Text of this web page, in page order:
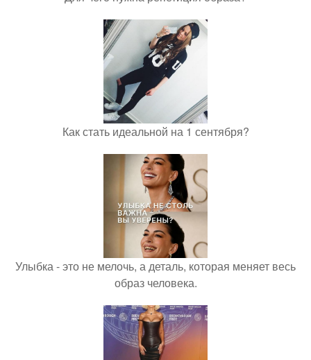
Как стать идеальной на 1 сентября?
Улыбка - это не мелочь, а деталь, которая меняет весь
образ человека.